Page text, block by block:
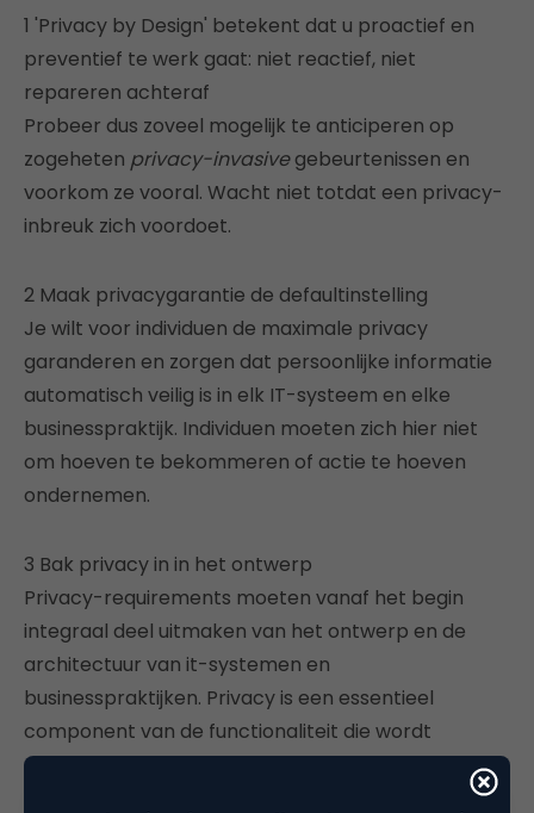
1 'Privacy by Design' betekent dat u proactief en
preventief te werk gaat: niet reactief, niet
repareren achteraf
Probeer dus zoveel mogelijk te anticiperen op
zogeheten privacy-invasivegebeurtenissen en
voorkom ze vooral. Wacht niet totdat een privacy-
inbreuk zich voordoet.
2 Maak privacygarantie de defaultinstelling
Je wilt voor individuen de maximale privacy
garanderen en zorgen dat persoonlijke informatie
automatisch veilig is in elk IT-systeem en elke
businesspraktijk. Individuen moeten zich hier niet
om hoeven te bekommeren of actie te hoeven
ondernemen.
3 Bak privacy in in het ontwerp
Privacy-requirements moeten vanaf het begin
integraal deel uitmaken van het ontwerp en de
architectuur van it-systemen en
businesspraktijken. Privacy is een essentieel
component van de functionaliteit die wordt
geleverd.